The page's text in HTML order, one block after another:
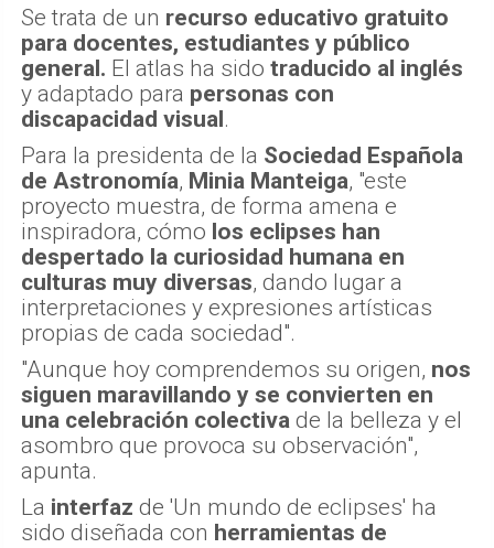
Se trata de un recurso educativo gratuito
para docentes, estudiantes y público
general. El atlas ha sido traducido al inglés
y adaptado para personas con
discapacidad visual.
Para la presidenta de la Sociedad Española
de Astronomía, Minia Manteiga, "este
proyecto muestra, de forma amena e
inspiradora, cómo los eclipses han
despertado la curiosidad humana en
culturas muy diversas, dando lugar a
interpretaciones y expresiones artísticas
propias de cada sociedad".
"Aunque hoy comprendemos su origen, nos
siguen maravillando y se convierten en
una celebración colectiva de la belleza y el
asombro que provoca su observación",
apunta.
La interfaz de 'Un mundo de eclipses' ha
sido diseñada con herramientas de